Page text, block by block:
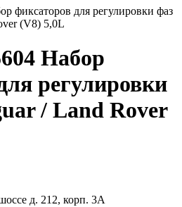
фиксаторов для регулировки фаз
(V8) 5,0L
Набор
регулировки
/ Land Rover
д. 212, корп. 3А